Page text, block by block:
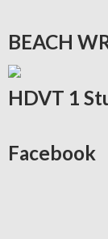
BEACH
HDVT 1
Facebook